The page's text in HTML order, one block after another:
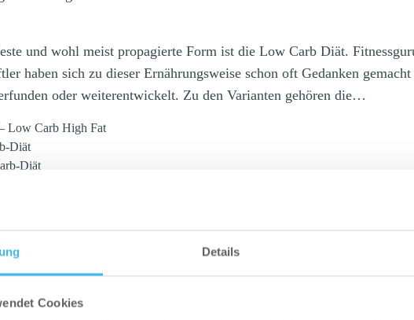
Details
Cookies
und wohl meist propagierte Form ist die Low Carb Diät.
haben sich zu dieser Ernährungsweise schon oft Gedanken
oder weiterentwickelt. Zu den Varianten gehören die…
Low Carb High Fat
Diät
Diät
Diät
Diät